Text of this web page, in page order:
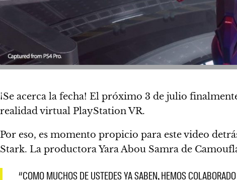
¡Se acerca la fecha! El próximo 3 de julio
realidad virtual PlayStation VR.
Por eso, es momento propicio para este video
Stark. La productora Yara Abou Samra de
“COMO MUCHOS DE USTEDES YA SABEN, HEMOS